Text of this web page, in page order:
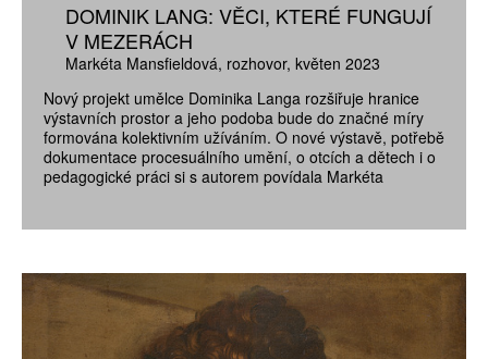
DOMINIK LANG: VĚCI, KTERÉ FUNGUJÍ
V MEZERÁCH
Markéta Mansfieldová rozhovor květen 2023
Nový projekt umělce Dominika Langa rozšiřuje hranice
výstavních prostor a jeho podoba bude do značné míry
formována kolektivním užíváním. O nové výstavě, potřebě
dokumentace procesuálního umění, o otcích a dětech i o
pedagogické práci si s autorem povídala Markéta